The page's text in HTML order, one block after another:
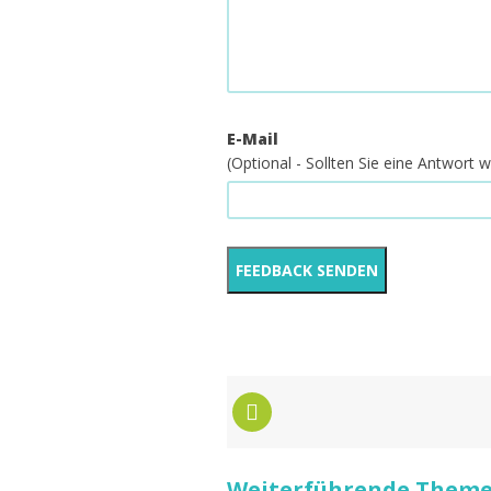
E-Mail
(Optional - Sollten Sie eine Antwort